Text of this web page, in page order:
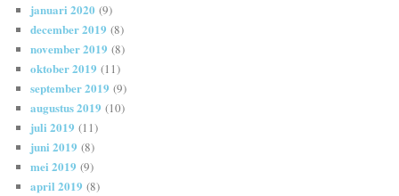
januari 2020 (9)
december 2019 (8)
november 2019 (8)
oktober 2019 (11)
september 2019 (9)
augustus 2019 (10)
juli 2019 (11)
juni 2019 (8)
mei 2019 (9)
april 2019 (8)